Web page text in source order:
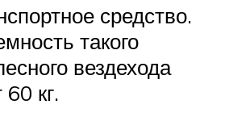
средство.
такого
вездехода
60 кг.